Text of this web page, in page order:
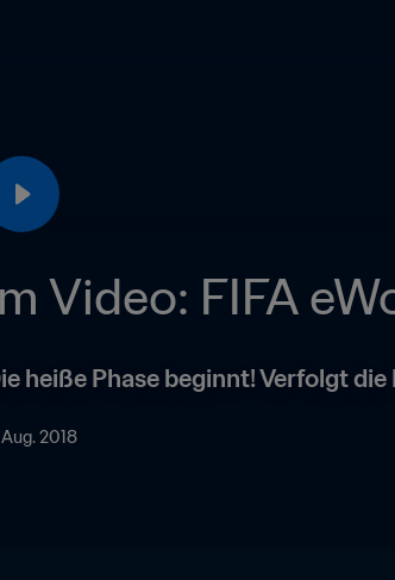
Video: FIFA
heiße Phase beginnt! Verfolgt
2018